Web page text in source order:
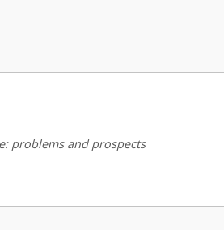
problems and prospects